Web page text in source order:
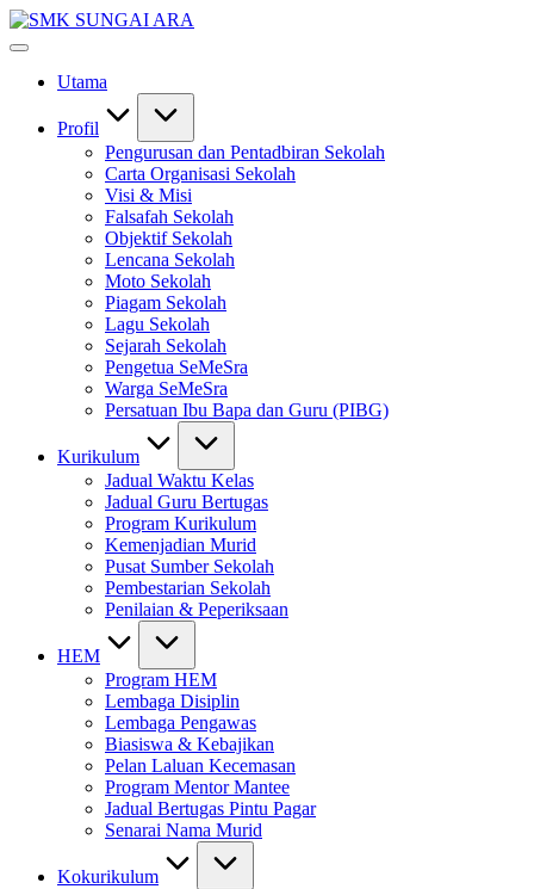
Skip
to
#KetekunanNadiKecemerlangan
#SeMeSradiHati
Utama
Profil
Pengurusan dan Pentadbiran Sekolah
Carta Organisasi Sekolah
Visi & Misi
Falsafah Sekolah
Objektif Sekolah
Lencana Sekolah
Moto Sekolah
Piagam Sekolah
Lagu Sekolah
Sejarah Sekolah
Pengetua SeMeSra
Warga SeMeSra
Persatuan Ibu Bapa dan Guru (PIBG)
Kurikulum
Jadual Waktu Kelas
Jadual Guru Bertugas
Program Kurikulum
Kemenjadian Murid
Pusat Sumber Sekolah
Pembestarian Sekolah
Penilaian & Peperiksaan
HEM
Program HEM
Lembaga Disiplin
Lembaga Pengawas
Biasiswa & Kebajikan
Pelan Laluan Kecemasan
Program Mentor Mantee
Jadual Bertugas Pintu Pagar
Senarai Nama Murid
Kokurikulum